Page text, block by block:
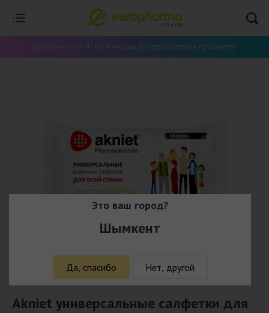
Рассрочка 0-0-4 - на 4 месяца без предоплат и процентов
Akniet универсальные салфетки для
Это ваш город?
Шымкент
Да, спасибо Нет, другой